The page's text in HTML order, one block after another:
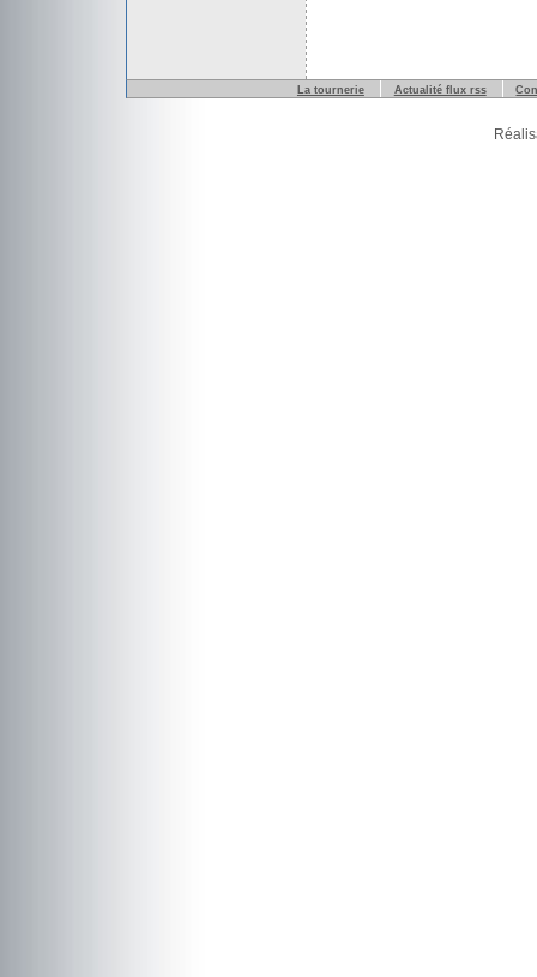
La tournerie Actualité flux rss